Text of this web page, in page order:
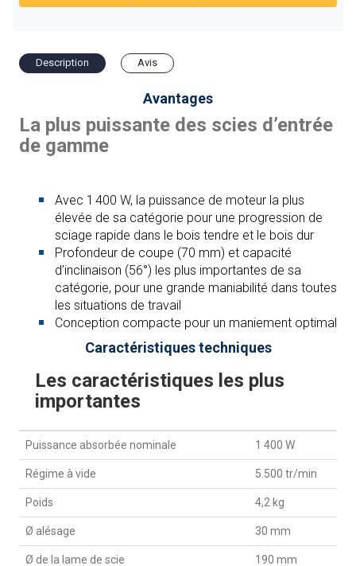
Description Avis
Avantages
La plus puissante des scies d’entrée
de gamme
Avec 1 400 W, la puissance de moteur la plus
élevée de sa catégorie pour une progression de
sciage rapide dans le bois tendre et le bois dur
Profondeur de coupe (70 mm) et capacité
d’inclinaison (56°) les plus importantes de sa
catégorie, pour une grande maniabilité dans toutes
les situations de travail
Conception compacte pour un maniement optimal
Caractéristiques techniques
Les caractéristiques les plus
importantes
Puissance absorbée nominale 1 400 W
Régime à vide 5.500 tr/min
Poids 4,2 kg
Ø alésage 30 mm
Ø de la lame de scie 190 mm